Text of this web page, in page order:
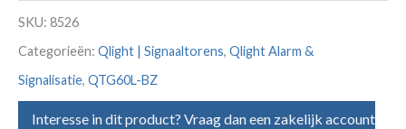
SKU: 8526
Categorieën: Qlight | Signaaltorens, Qlight Alarm &
Signalisatie, QTG60L-BZ
Interesse in dit product? Vraag dan een zakelijk account